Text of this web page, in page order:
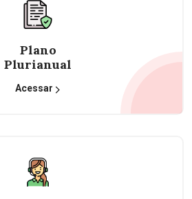
Plano
Plurianual
Acessar